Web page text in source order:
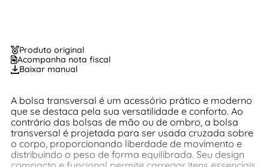
Produto original
Acompanha nota fiscal
Baixar manual
A bolsa transversal é um acessório prático e moderno
que se destaca pela sua versatilidade e conforto. Ao
contrário das bolsas de mão ou de ombro, a bolsa
transversal é projetada para ser usada cruzada sobre
o corpo, proporcionando liberdade de movimento e
distribuindo o peso de forma equilibrada. Seu design